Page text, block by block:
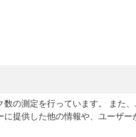
の測定を行っています。 また
提供した他の情報や、ユーザ